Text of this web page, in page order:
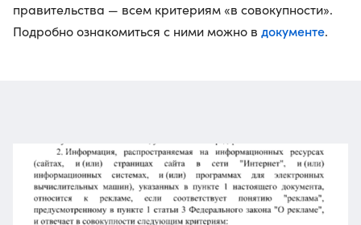
правительства — всем критериям «в совокупности».
Подробно ознакомиться с ними можно в документе.